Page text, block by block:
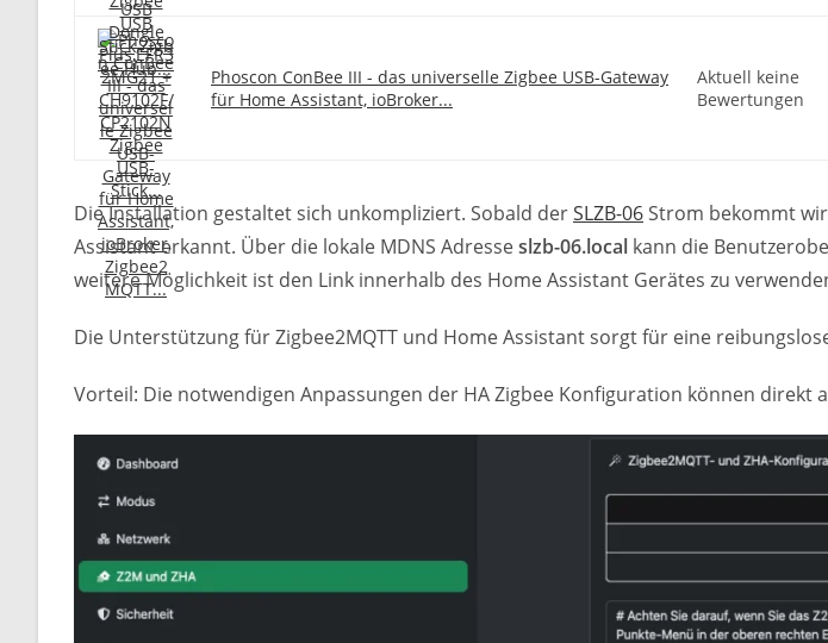
Phoscon ConBee III - das universelle Zigbee USB-Gateway
für Home Assistant, ioBroker...
Aktuell keine
Bewertungen
Die Installation gestaltet sich unkompliziert. Sobald derSLZB-06Strom bekommt
Assistant erkannt. Über die lokale MDNS Adresseslzb-06.local kann die
weitere Möglichkeit ist den Link innerhalb des Home Assistant Gerätes zu
Die Unterstützung für Zigbee2MQTT und Home Assistant sorgt für eine
Vorteil: Die notwendigen Anpassungen der HA Zigbee Konfiguration können direkt